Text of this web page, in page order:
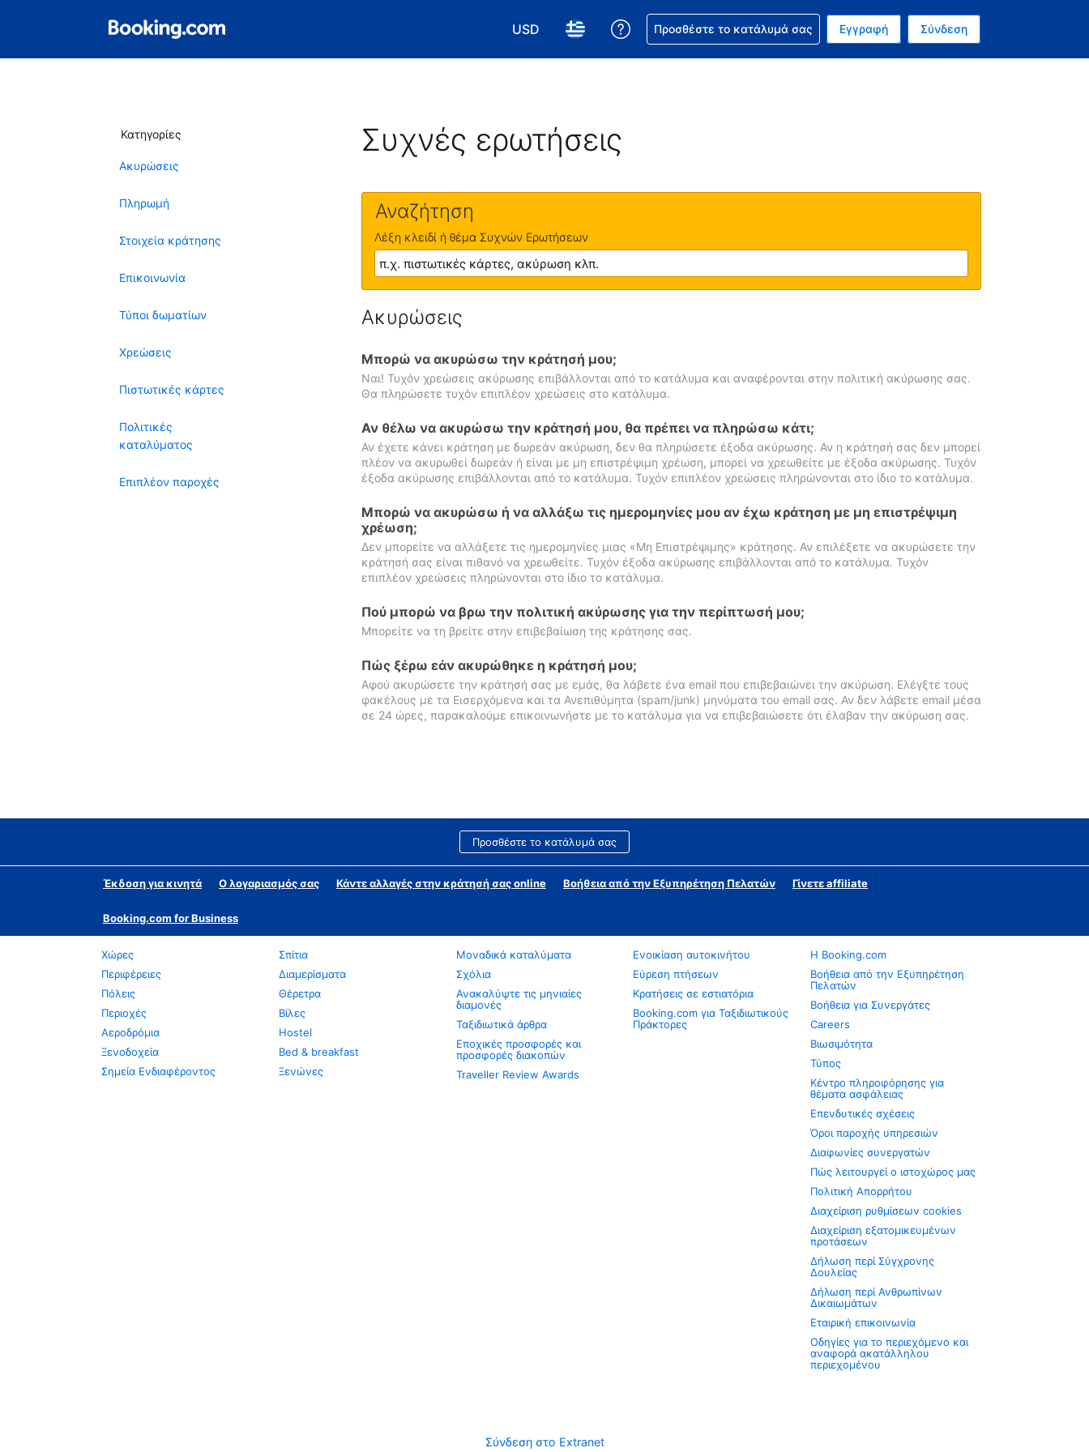
USD
Επιλέξτε το νόμισμά σας. Το τωρινό σας νόμισμα είναι Δολάριο Η.Π.Α.
Επιλέξτε τη γλώσσα σας. Η τωρινή σας γλώσσα είναι τα Ελληνικά
Βοήθεια για την κράτησή σας
Προσθέστε το κατάλυμά σας Εγγραφή Σύνδεση
Κατηγορίες
Ακυρώσεις
Πληρωμή
Στοιχεία κράτησης
Επικοινωνία
Τύποι δωματίων
Χρεώσεις
Πιστωτικές κάρτες
Πολιτικές
καταλύματος
Επιπλέον παροχές
Συχνές ερωτήσεις
Αναζήτηση
Λέξη κλειδί ή θέμα Συχνών Ερωτήσεων
Ακυρώσεις
Μπορώ να ακυρώσω την κράτησή μου;
Ναι! Τυχόν χρεώσεις ακύρωσης επιβάλλονται από το κατάλυμα και αναφέρονται στην πολιτική ακύρωσης σας.
Θα πληρώσετε τυχόν επιπλέον χρεώσεις στο κατάλυμα.
Αν θέλω να ακυρώσω την κράτησή μου, θα πρέπει να πληρώσω κάτι;
Αν έχετε κάνει κράτηση με δωρεάν ακύρωση, δεν θα πληρώσετε έξοδα ακύρωσης. Αν η κράτησή σας δεν μπορεί
πλέον να ακυρωθεί δωρεάν ή είναι με μη επιστρέψιμη χρέωση, μπορεί να χρεωθείτε με έξοδα ακύρωσης. Τυχόν
έξοδα ακύρωσης επιβάλλονται από το κατάλυμα. Τυχόν επιπλέον χρεώσεις πληρώνονται στο ίδιο το κατάλυμα.
Μπορώ να ακυρώσω ή να αλλάξω τις ημερομηνίες μου αν έχω κράτηση με μη επιστρέψιμη
χρέωση;
Δεν μπορείτε να αλλάξετε τις ημερομηνίες μιας «Μη Επιστρέψιμης» κράτησης. Αν επιλέξετε να ακυρώσετε την
κράτησή σας είναι πιθανό να χρεωθείτε. Τυχόν έξοδα ακύρωσης επιβάλλονται από το κατάλυμα. Τυχόν
επιπλέον χρεώσεις πληρώνονται στο ίδιο το κατάλυμα.
Πού μπορώ να βρω την πολιτική ακύρωσης για την περίπτωσή μου;
Μπορείτε να τη βρείτε στην επιβεβαίωση της κράτησης σας.
Πώς ξέρω εάν ακυρώθηκε η κράτησή μου;
Αφού ακυρώσετε την κράτησή σας με εμάς, θα λάβετε ένα email που επιβεβαιώνει την ακύρωση. Ελέγξτε τους
φακέλους με τα Εισερχόμενα και τα Ανεπιθύμητα (spam/junk) μηνύματα του email σας. Αν δεν λάβετε email μέσα
σε 24 ώρες, παρακαλούμε επικοινωνήστε με το κατάλυμα για να επιβεβαιώσετε ότι έλαβαν την ακύρωση σας.
Προσθέστε το κατάλυμά σας
Έκδοση για κινητά Ο λογαριασμός σας Κάντε αλλαγές στην κράτησή σας online Βοήθεια από την Εξυπηρέτηση Πελατών Γίνετε affiliate
Booking.com for Business
Χώρες
Περιφέρειες
Πόλεις
Περιοχές
Αεροδρόμια
Ξενοδοχεία
Σημεία Ενδιαφέροντος
Σπίτια
Διαμερίσματα
Θέρετρα
Βίλες
Hostel
Bed & breakfast
Ξενώνες
Μοναδικά καταλύματα
Σχόλια
Ανακαλύψτε τις μηνιαίες
διαμονές
Ταξιδιωτικά άρθρα
Εποχικές προσφορές και
προσφορές διακοπών
Traveller Review Awards
Ενοικίαση αυτοκινήτου
Εύρεση πτήσεων
Κρατήσεις σε εστιατόρια
Booking.com για Ταξιδιωτικούς
Πράκτορες
Η Booking.com
Βοήθεια από την Εξυπηρέτηση
Πελατών
Βοήθεια για Συνεργάτες
Careers
Βιωσιμότητα
Τύπος
Κέντρο πληροφόρησης για
θέματα ασφάλειας
Επενδυτικές σχέσεις
Όροι παροχής υπηρεσιών
Διαφωνίες συνεργατών
Πώς λειτουργεί ο ιστοχώρος μας
Πολιτική Απορρήτου
Διαχείριση ρυθμίσεων cookies
Διαχείριση εξατομικευμένων
προτάσεων
Δήλωση περί Σύγχρονης
Δουλείας
Δήλωση περί Ανθρωπίνων
Δικαιωμάτων
Εταιρική επικοινωνία
Οδηγίες για το περιεχόμενο και
αναφορά ακατάλληλου
περιεχομένου
Σύνδεση στο Extranet